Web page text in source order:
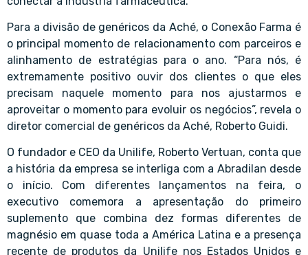
Para a divisão de genéricos da Aché, o Conexão Farma é
o principal momento de relacionamento com parceiros e
alinhamento de estratégias para o ano. “Para nós, é
extremamente positivo ouvir dos clientes o que eles
precisam naquele momento para nos ajustarmos e
aproveitar o momento para evoluir os negócios”, revela o
diretor comercial de genéricos da Aché, Roberto Guidi.
O fundador e CEO da Unilife, Roberto Vertuan, conta que
a história da empresa se interliga com a Abradilan desde
o início. Com diferentes lançamentos na feira, o
executivo comemora a apresentação do primeiro
suplemento que combina dez formas diferentes de
magnésio em quase toda a América Latina e a presença
recente de produtos da Unilife nos Estados Unidos e